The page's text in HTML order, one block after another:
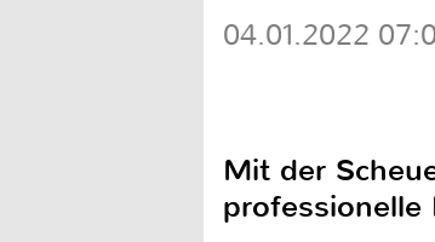
04.01.2022
Mit der